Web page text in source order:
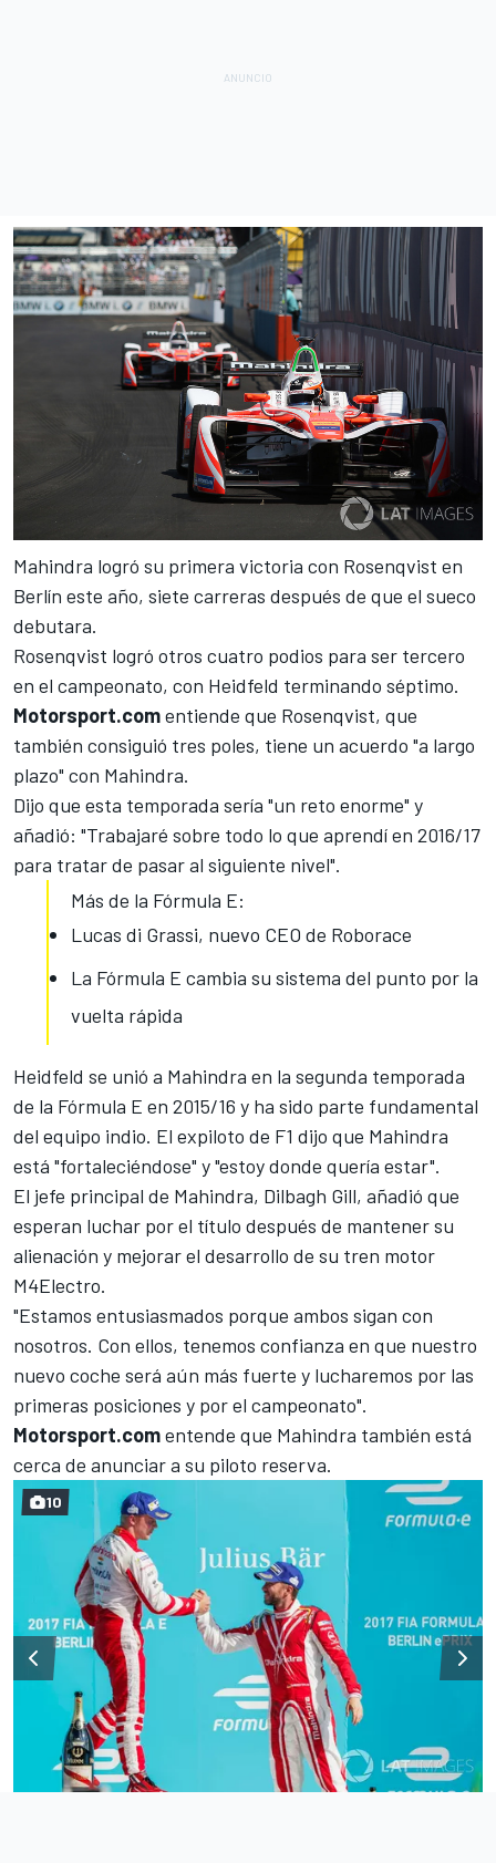
Mahindra logró su primera victoria con Rosenqvist en
Berlín este año, siete carreras después de que el sueco
debutara.
Rosenqvist logró otros cuatro podios para ser tercero
en el campeonato, con Heidfeld terminando séptimo.
Motorsport.comentiende que Rosenqvist, que
también consiguió tres poles, tiene un acuerdo "a largo
plazo" con Mahindra.
Dijo que esta temporada sería "un reto enorme" y
añadió: "Trabajaré sobre todo lo que aprendí en 2016/17
para tratar de pasar al siguiente nivel".
Más de la Fórmula E:
Lucas di Grassi, nuevo CEO de Roborace
La Fórmula E cambia su sistema del punto por la
vuelta rápida
Heidfeld se unió a Mahindra en la segunda temporada
de la Fórmula E en 2015/16 y ha sido parte fundamental
del equipo indio. El expiloto de F1 dijo que Mahindra
está "fortaleciéndose" y "estoy donde quería estar".
El jefe principal de Mahindra, Dilbagh Gill, añadió que
esperan luchar por el título después de mantener su
alienación y mejorar el desarrollo de su tren motor
M4Electro.
"Estamos entusiasmados porque ambos sigan con
nosotros. Con ellos, tenemos confianza en que nuestro
nuevo coche será aún más fuerte y lucharemos por las
primeras posiciones y por el campeonato".
Motorsport.comentende que Mahindra también está
cerca de anunciar a su piloto reserva.
10